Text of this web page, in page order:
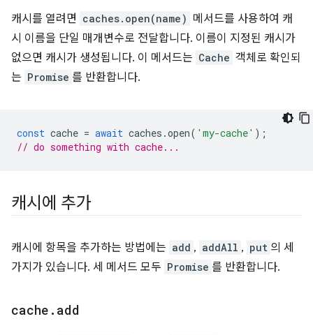
캐시를 열려면 caches.open(name) 메서드를 사용하여 캐
시 이름을 단일 매개변수로 전달합니다. 이름이 지정된 캐시가
없으면 캐시가 생성됩니다. 이 메서드는 Cache 객체로 확인되
는 Promise 를 반환합니다.
const cache = await caches .open( 'my-cache' );
// do something with cache...
캐시에 추가
캐시에 항목을 추가하는 방법에는 add , addAll , put 의 세
가지가 있습니다. 세 메서드 모두 Promise 를 반환합니다.
cache . add